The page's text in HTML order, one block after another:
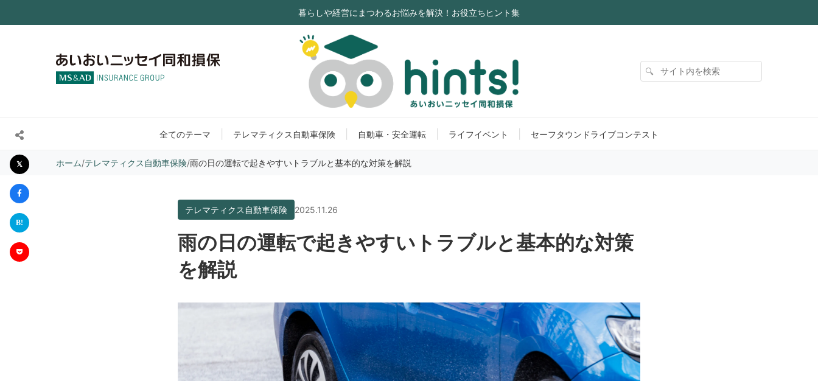
暮らしや経営にまつわるお悩みを解決！お役立ちヒント集
🔍
サイト内を検索
全てのテーマ テレマティクス自動車保険 自動車・安全運転 ライフイベント セーフタウンドライブコンテスト
ホーム/テレマティクス自動車保険/雨の日の運転で起きやすいトラブルと基本的な対策を解説
テレマティクス自動車保険 2025.11.26
雨の日の運転で起きやすいトラブルと基本的な対策
を解説